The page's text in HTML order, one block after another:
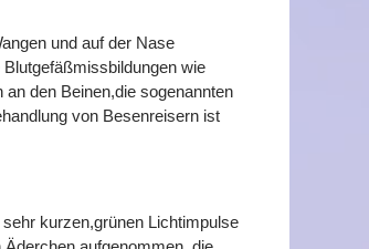
und auf der Nase
wie
den Beinen,die sogenannten
von Besenreisern ist
kurzen,grünen Lichtimpulse